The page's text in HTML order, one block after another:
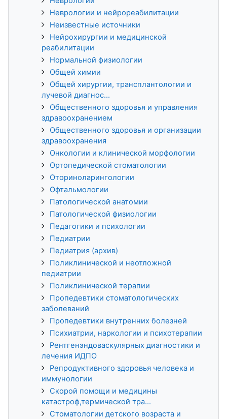
Неврологии и нейрореабилитации
Неизвестные источники
Нейрохирургии и медицинской
реабилитации
Нормальной физиологии
Общей химии
Общей хирургии, трансплантологии и
лучевой диагнос...
Общественного здоровья и управления
здравоохранением
Общественного здоровья и организации
здравоохранения
Онкологии и клинической морфологии
Ортопедической стоматологии
Оториноларингологии
Офтальмологии
Патологической анатомии
Патологической физиологии
Педагогики и психологии
Педиатрии
Педиатрия (архив)
Поликлинической и неотложной
педиатрии
Поликлинической терапии
Пропедевтики стоматологических
заболеваний
Пропедевтики внутренних болезней
Психиатрии, наркологии и психотерапии
Рентгенэндоваскулярных диагностики и
лечения ИДПО
Репродуктивного здоровья человека и
иммунологии
Скорой помощи и медицины
катастроф,термической тра...
Стоматологии детского возраста и